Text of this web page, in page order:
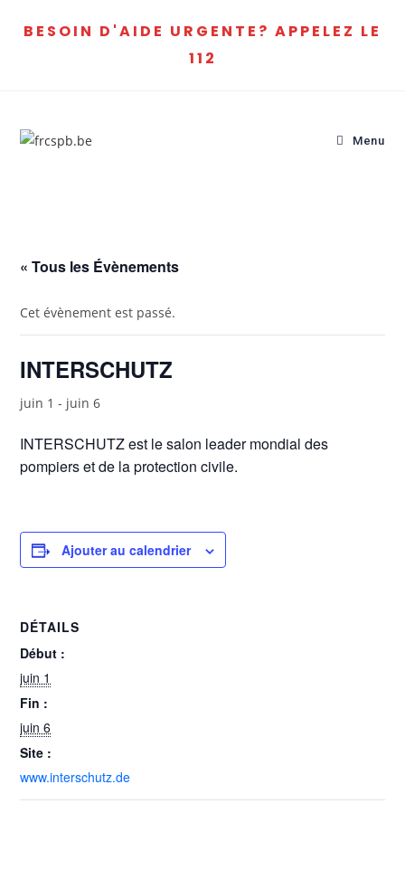
BESOIN D'AIDE URGENTE? APPELEZ LE
112
Menu
« Tous les Évènements
Cet évènement est passé.
INTERSCHUTZ
juin 1 - juin 6
INTERSCHUTZ est le salon leader mondial des
pompiers et de la protection civile.
Ajouter au calendrier
DÉTAILS
Début :
juin 1
Fin :
juin 6
Site :
www.interschutz.de